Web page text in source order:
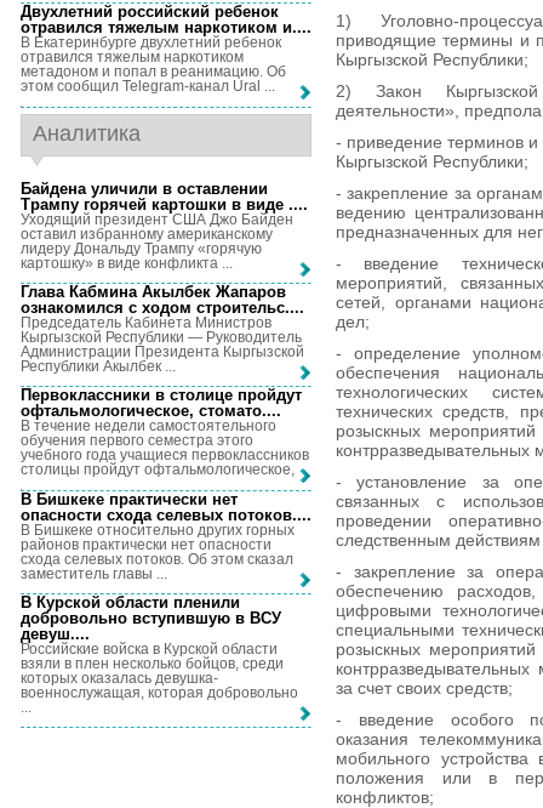
1) Уголовно-
приводящие термины и
Кыргызской Республики;
2) Закон Кыргызской
деятельности»,
- приведение терминов
Кыргызской Республики;
- закрепление за
ведению
предназначенных для
- введение
мероприятий,
сетей, органами
дел;
- определение
обеспечения
технологических
технических средств,
розыскных
контрразведывательных
- установление за
связанных с
проведении
следственным
- закрепление за
обеспечению
цифровыми
специальными
розыскных
за счет своих средств;
- введение особого
оказания
мобильного
положения или в
конфликтов;
Двухлетний российский ребенок
отравился тяжелым наркотиком и....
В Екатеринбурге двухлетний ребенок
отравился тяжелым наркотиком
метадоном и попал в реанимацию. Об
этом сообщил Telegram-канал Ural ...
Аналитика
Байдена уличили в оставлении
Трампу горячей картошки в виде ....
Уходящий президент США Джо Байден
оставил избранному американскому
лидеру Дональду Трампу «горячую
картошку» в виде конфликта ...
Глава Кабмина Акылбек Жапаров
ознакомился с ходом строительс....
Председатель Кабинета Министров
Кыргызской Республики — Руководитель
Администрации Президента Кыргызской
Республики Акылбек ...
Первоклассники в столице пройдут
офтальмологическое, стомато....
В течение недели самостоятельного
обучения первого семестра этого
учебного года учащиеся первоклассников
столицы пройдут офтальмологическое, ...
В Бишкеке практически нет
опасности схода селевых потоков....
В Бишкеке относительно других горных
районов практически нет опасности
схода селевых потоков. Об этом сказал
заместитель главы ...
В Курской области пленили
добровольно вступившую в ВСУ
девуш....
Российские войска в Курской области
взяли в плен несколько бойцов, среди
которых оказалась девушка-
военнослужащая, которая добровольно
...